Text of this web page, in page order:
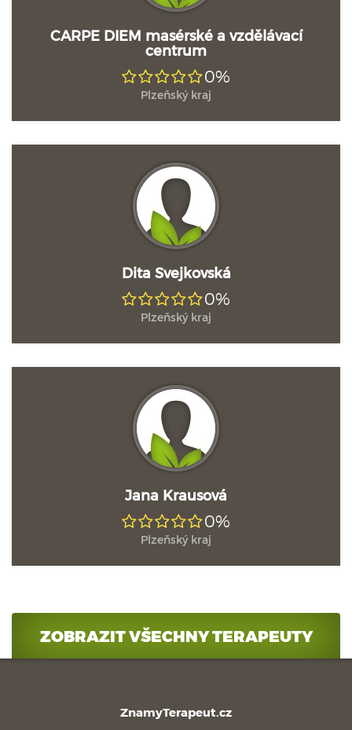
CARPE DIEM masérské a vzdělávací
centrum
0%
Plzeňský kraj
Dita Svejkovská
0%
Plzeňský kraj
Jana Krausová
0%
Plzeňský kraj
ZOBRAZIT VŠECHNY TERAPEUTY
ZnamyTerapeut.cz